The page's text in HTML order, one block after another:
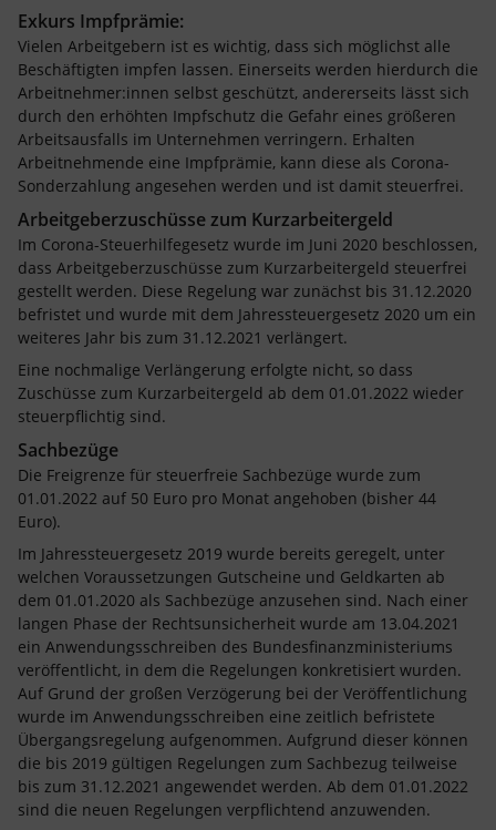
Exkurs Impfprämie:
Vielen Arbeitgebern ist es wichtig, dass sich möglichst alle
Beschäftigten impfen lassen. Einerseits werden hierdurch die
Arbeitnehmer:innen selbst geschützt, andererseits lässt sich
durch den erhöhten Impfschutz die Gefahr eines größeren
Arbeitsausfalls im Unternehmen verringern. Erhalten
Arbeitnehmende eine Impfprämie, kann diese als Corona-
Sonderzahlung angesehen werden und ist damit steuerfrei.
Arbeitgeberzuschüsse zum Kurzarbeitergeld
Im Corona-Steuerhilfegesetz wurde im Juni 2020 beschlossen,
dass Arbeitgeberzuschüsse zum Kurzarbeitergeld steuerfrei
gestellt werden. Diese Regelung war zunächst bis 31.12.2020
befristet und wurde mit dem Jahressteuergesetz 2020 um ein
weiteres Jahr bis zum 31.12.2021 verlängert.
Eine nochmalige Verlängerung erfolgte nicht, so dass
Zuschüsse zum Kurzarbeitergeld ab dem 01.01.2022 wieder
steuerpflichtig sind.
Sachbezüge
Die Freigrenze für steuerfreie Sachbezüge wurde zum
01.01.2022 auf 50 Euro pro Monat angehoben (bisher 44
Euro).
Im Jahressteuergesetz 2019 wurde bereits geregelt, unter
welchen Voraussetzungen Gutscheine und Geldkarten ab
dem 01.01.2020 als Sachbezüge anzusehen sind. Nach einer
langen Phase der Rechtsunsicherheit wurde am 13.04.2021
ein Anwendungsschreiben des Bundesfinanzministeriums
veröffentlicht, in dem die Regelungen konkretisiert wurden.
Auf Grund der großen Verzögerung bei der Veröffentlichung
wurde im Anwendungsschreiben eine zeitlich befristete
Übergangsregelung aufgenommen. Aufgrund dieser können
die bis 2019 gültigen Regelungen zum Sachbezug teilweise
bis zum 31.12.2021 angewendet werden. Ab dem 01.01.2022
sind die neuen Regelungen verpflichtend anzuwenden.